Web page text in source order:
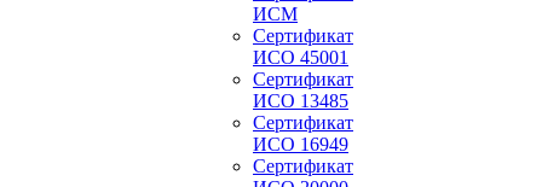
ИСМ
Сертификат
ИСО 45001
Сертификат
ИСО 13485
Сертификат
ИСО 16949
Сертификат